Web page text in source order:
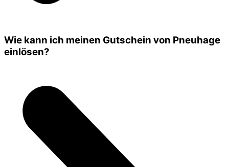
Wie kann ich meinen Gutschein von Pneuhage
einlösen?